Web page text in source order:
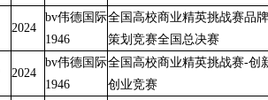
2024
bv伟德国际
1946
全国高校商业精英挑战赛品牌
策划竞赛全国总决赛
2024
bv伟德国际
1946
全国高校商业精英挑战赛-创
创业竞赛